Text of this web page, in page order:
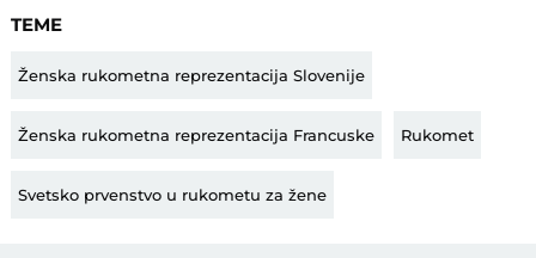
TEME
Ženska rukometna reprezentacija Slovenije
Ženska rukometna reprezentacija Francuske Rukomet
Svetsko prvenstvo u rukometu za žene